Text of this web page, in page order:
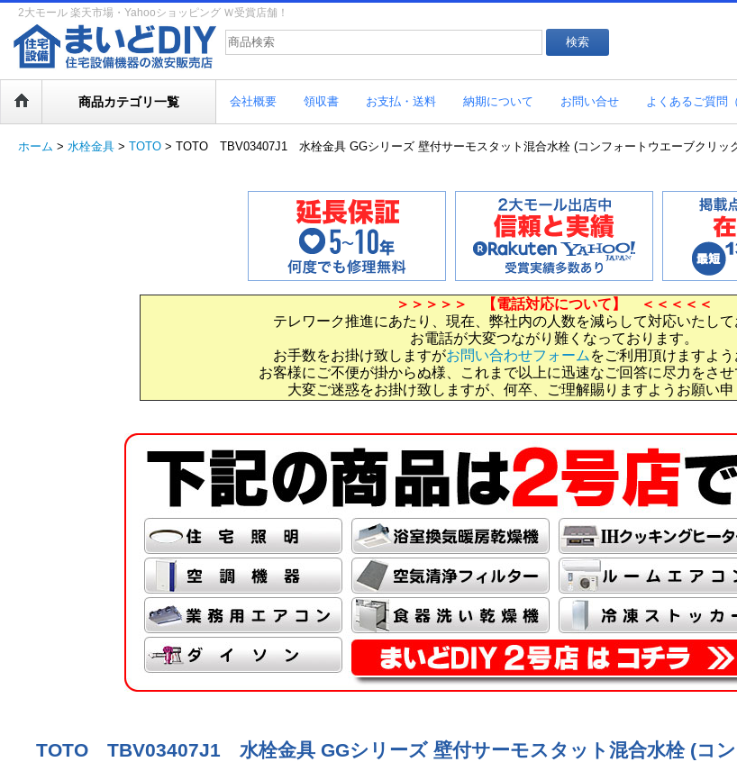
2大モール 楽天市場・Yahooショッピング Ｗ受賞店舗！
商品カテゴリ一覧 会社概要 領収書 お支払・送料 納期について お問い合せ よくあるご質問
ホーム > 水栓金具 > TOTO > TOTO TBV03407J1 水栓金具 GGシリーズ 壁付サーモスタット混合水栓 (コンフォートウエーブクリッ
＞＞＞＞＞ 【電話対応について】 ＜＜＜＜＜
テレワーク推進にあたり、現在、弊社内の人数を減らして対応いたし
お電話が大変つながり難くなっております。
お手数をお掛け致しますがお問い合わせフォーム をご利用頂けますよう
お客様にご不便が掛からぬ様、これまで以上に迅速なご回答に尽力をさせ
大変ご迷惑をお掛け致しますが、何卒、ご理解賜りますようお願い申
TOTO TBV03407J1 水栓金具 GGシリーズ 壁付サーモスタット混合水栓 (コ